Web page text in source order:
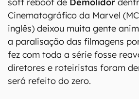
Cinematográfico da Marvel
inglês) deixou muita gente
a paralisação das filmagens
fez com toda a série fosse
diretores e roteiristas foram
será refeito do zero.